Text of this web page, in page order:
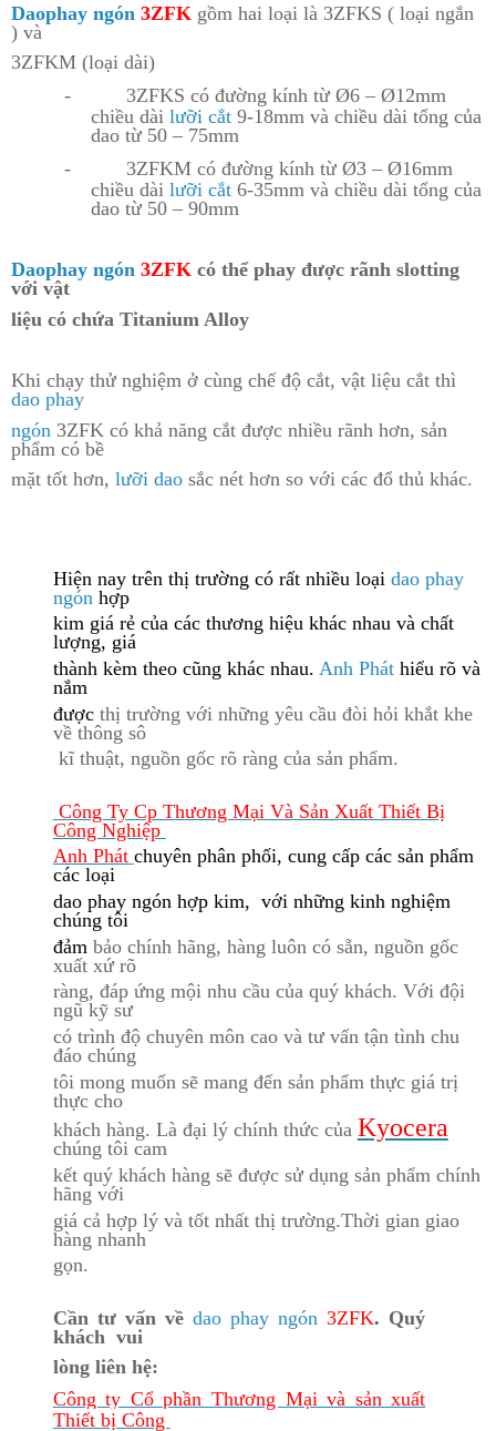
Daophay ngón 3ZFK gồm hai loại là 3ZFKS ( loại ngắn
) và
3ZFKM (loại dài)
-
3ZFKS có đường kính từ Ø6 – Ø12mm
chiều dài lưỡi cắt 9-18mm và chiều dài tổng của
dao từ 50 – 75mm
-
3ZFKM có đường kính từ Ø3 – Ø16mm
chiều dài lưỡi cắt 6-35mm và chiều dài tổng của
dao từ 50 – 90mm
Daophay ngón 3ZFK có thể phay được rãnh slotting
với vật
liệu có chứa Titanium Alloy
Khi chạy thử nghiệm ở cùng chế độ cắt, vật liệu cắt thì
dao phay
ngón 3ZFK có khả năng cắt được nhiều rãnh hơn, sản
phẩm có bề
mặt tốt hơn, lưỡi dao sắc nét hơn so với các đổ thủ khác.
Hiện nay trên thị trường có rất nhiều loại dao phay
ngón hợp
kim giá rẻ của các thương hiệu khác nhau và chất
lượng, giá
thành kèm theo cũng khác nhau. Anh Phát hiểu rõ và
nắm
được thị trường với những yêu cầu đòi hỏi khắt khe
về thông sô
kĩ thuật, nguồn gốc rõ ràng của sản phẩm.
Công Ty Cp Thương Mại Và Sản Xuất Thiết Bị
Công Nghiệp
Anh Phát chuyên phân phối, cung cấp các sản phẩm
các loại
dao phay ngón hợp kim, với những kinh nghiệm
chúng tôi
đảm bảo chính hãng, hàng luôn có sẵn, nguồn gốc
xuất xứ rõ
ràng, đáp ứng mội nhu cầu của quý khách. Với đội
ngũ kỹ sư
có trình độ chuyên môn cao và tư vấn tận tình chu
đáo chúng
tôi mong muốn sẽ mang đến sản phẩm thực giá trị
thực cho
khách hàng. Là đại lý chính thức của Kyocera
chúng tôi cam
kết quý khách hàng sẽ được sử dụng sản phẩm chính
hãng với
giá cả hợp lý và tốt nhất thị trường.Thời gian giao
hàng nhanh
gọn.
Cần tư vấn về dao phay ngón 3ZFK. Quý
khách vui
lòng liên hệ:
Công ty Cổ phần Thương Mại và sản xuất
Thiết bị Công